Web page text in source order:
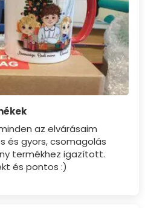
az elvárásaim
és gyors, csomagolás
termékhez igazított.
és pontos :)